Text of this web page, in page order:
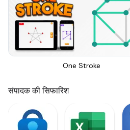
One Stroke
संपादक की सिफारिश